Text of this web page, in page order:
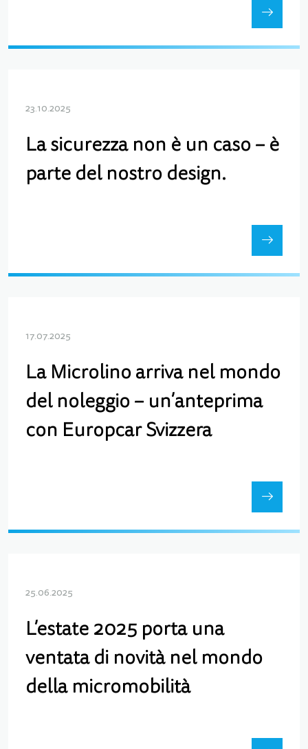
23.10.2025
La sicurezza non è un caso – è
parte del nostro design.
17.07.2025
La Microlino arriva nel mondo
del noleggio – un’anteprima
con Europcar Svizzera
25.06.2025
L’estate 2025 porta una
ventata di novità nel mondo
della micromobilità